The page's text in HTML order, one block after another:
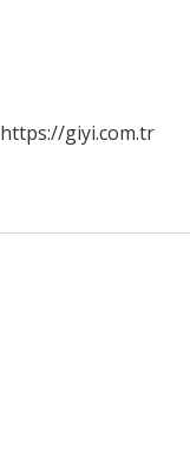
https://giyi.com.tr